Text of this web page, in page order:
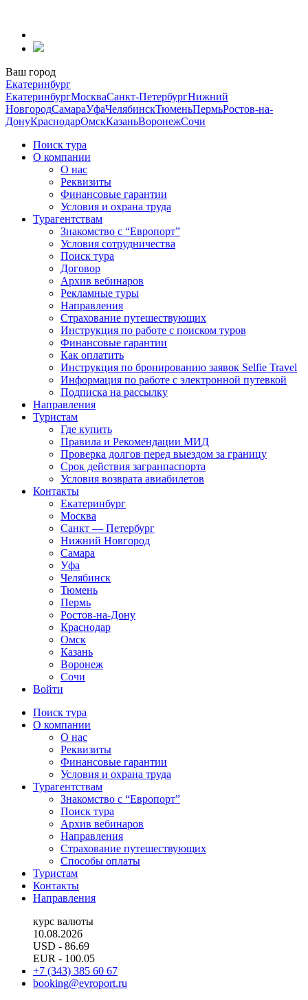
содержанию
Ваш город
Екатеринбург
ЕкатеринбургМоскваСанкт-ПетербургНижний
НовгородСамараУфаЧелябинскТюменьПермьРостов-на-
ДонуКраснодарОмскКазаньВоронежСочи
Поиск тура
О компании
О нас
Реквизиты
Финансовые гарантии
Условия и охрана труда
Турагентствам
Знакомство с “Европорт”
Условия сотрудничества
Поиск тура
Договор
Архив вебинаров
Рекламные туры
Направления
Страхование путешествующих
Инструкция по работе с поиском туров
Финансовые гарантии
Как оплатить
Инструкция по бронированию заявок Selfie Travel
Информация по работе с электронной путевкой
Подписка на рассылку
Направления
Туристам
Где купить
Правила и Рекомендации МИД
Проверка долгов перед выездом за границу
Срок действия загранпаспорта
Условия возврата авиабилетов
Контакты
Екатеринбург
Москва
Санкт — Петербург
Нижний Новгород
Самара
Уфа
Челябинск
Тюмень
Пермь
Ростов-на-Дону
Краснодар
Омск
Казань
Воронеж
Сочи
Войти
Поиск тура
О компании
О нас
Реквизиты
Финансовые гарантии
Условия и охрана труда
Турагентствам
Знакомство с “Европорт”
Поиск тура
Архив вебинаров
Направления
Страхование путешествующих
Способы оплаты
Туристам
Контакты
Направления
курс валюты
10.08.2026
USD - 86.69
EUR - 100.05
+7 (343) 385 60 67
booking@evroport.ru